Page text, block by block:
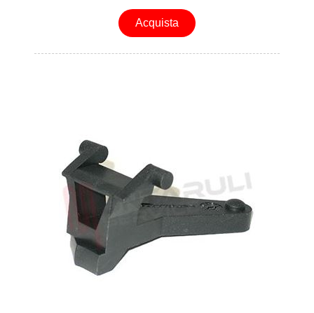
Acquista